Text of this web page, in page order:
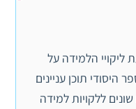
ליקויי הלמידה על
היסודי תוכן עניינים
ללקויות למידה